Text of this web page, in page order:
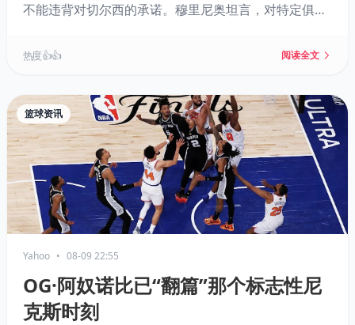
不能违背对切尔西的承诺。穆里尼奥坦言，对特定俱乐
西利亚斯、阿布拉莫维奇的恩怨，并自曝曾视对阵切尔
热度 👍👍 阅读全文
篮球资讯
Yahoo • 08-09 22:55
OG·阿奴诺比已“翻篇”那个标志性尼
克斯时刻